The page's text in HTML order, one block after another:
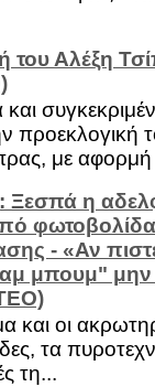
Αλέξη
προεκλογική
με αφορμή
Ξεσπά η
φωτοβολίδα
- «Αν
μπουμ" μην
και οι
τα
τη...